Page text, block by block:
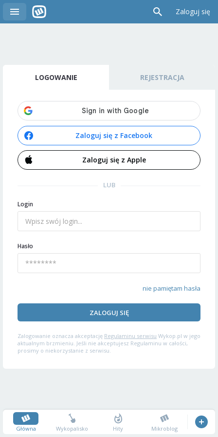
Zaloguj się
LOGOWANIE REJESTRACJA
Zaloguj się z Facebook
Zaloguj się z Apple
LUB
Login
Hasło
nie pamiętam hasła
ZALOGUJ SIĘ
Zalogowanie oznacza akceptację Regulaminu serwisu Wykop.pl w jego
aktualnym brzmieniu. Jeśli nie akceptujesz Regulaminu w całości,
prosimy o niekorzystanie z serwisu.
Główna Wykopalisko Hity Mikroblog